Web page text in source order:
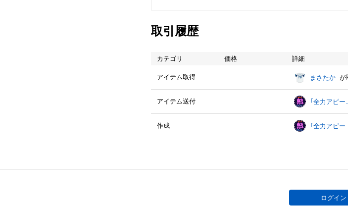
取引履歴
カテゴリ 価格 詳細
アイテム取得 まさたか が
アイテム送付
作成
ログイン